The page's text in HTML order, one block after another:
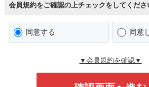
会員規約をご確認の上チェックをしてくださ
同意する 同意
▼会員規約を確認▼